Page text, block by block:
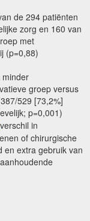
de 294 patiënten
zorg en 160 van
met
(p=0,88)
minder
groep versus
529 [73,2%]
p=0,001)
verschil in
of chirurgische
en extra gebruik van